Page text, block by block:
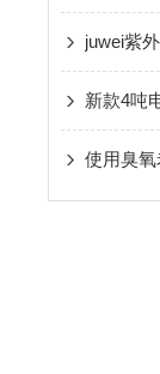
使用臭